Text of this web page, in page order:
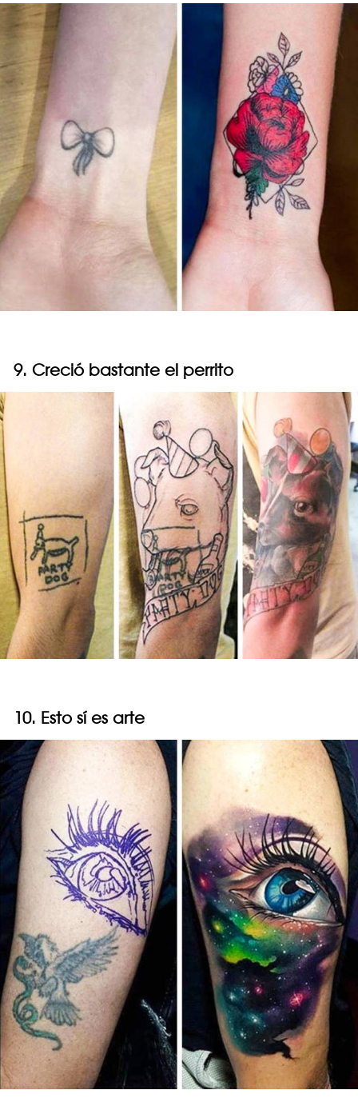
9. Creció bastante el perrito
10. Esto sí es arte